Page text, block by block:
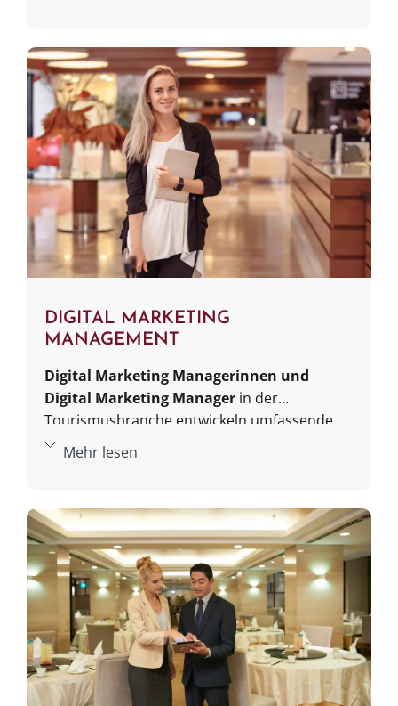
der einen Seite Menschenkenntnis und
Einfühlungsvermögen. Auf der anderen Seite
sind Sie aber auch ein Organisationstalent,
das Abläufe, Abhängigkeiten, Zeitlinien und
Ressourcen stets im Blick hat. In der
Tourismusbranche kommt noch hinzu, dass
Ihr Arbeitsfeld wahrscheinlich international
sein wird. Sie profitieren daher von
interkultureller Kompetenz, Sprachbegabung
und nicht zuletzt einer Neugier auf fremde
Länder und Kulturen.
DIGITAL MARKETING
MANAGEMENT
Digital Marketing Managerinnen und
Digital Marketing Manager in der
Tourismusbranche entwickeln umfassende
digitale Marketingstrategien, um ihre
einzelne Events wie Festivals sein, spezielle
Hotels und Resorts, Segmente wie Cruiseship
oder ganze Regionen und Länder. Der
Schlüssel zu Ihrem Erfolg ist ein
hervorragendes Gespür für Trends in der
Tourismusbranche, die speziellen Bedürfnisse
reisebegeisterter Kundinnen und Kunden und
organisatorisches Talent, mit dem Sie Ihre
Online-Marketing-Kampagnen steuern.
Mehr lesen